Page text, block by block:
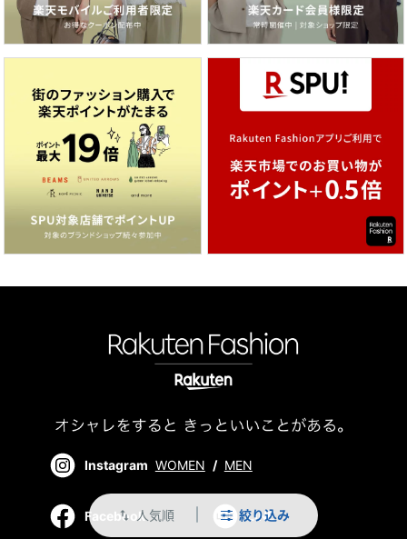
swap_vert 人気順 絞り込み
Instagram WOMEN / MEN
Facebook LINE